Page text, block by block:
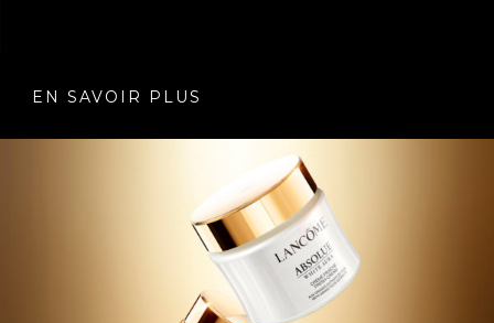
EN SAVOIR PLUS